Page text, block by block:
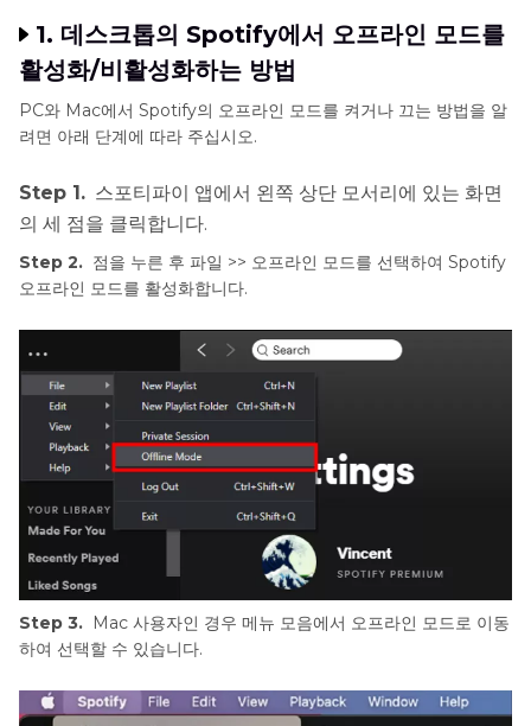
1. 데스크톱의 Spotify에서 오프라인 모드를
활성화/비활성화하는 방법
PC와 Mac에서 Spotify의 오프라인 모드를 켜거나 끄는 방법을 알
려면 아래 단계에 따라 주십시오.
Step 1. 스포티파이 앱에서 왼쪽 상단 모서리에 있는 화면
의 세 점을 클릭합니다.
Step 2. 점을 누른 후 파일 >> 오프라인 모드를 선택하여 Spotify
오프라인 모드를 활성화합니다.
Step 3. Mac 사용자인 경우 메뉴 모음에서 오프라인 모드로 이동
하여 선택할 수 있습니다.